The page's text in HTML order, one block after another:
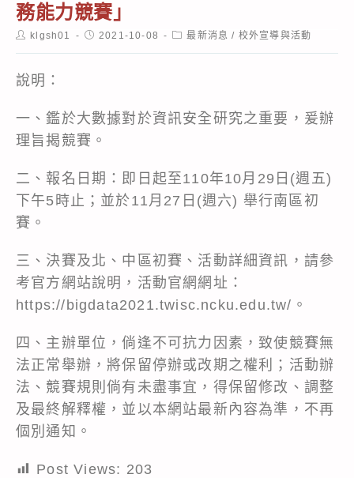
務能力競賽」
Postklgsh01
Post2021-10-08
Post最新消息 / 校外宣導與活動
說明：
一、鑑於大數據對於資訊安全研究之重要，爰辦
理旨揭競賽。
二、報名日期：即日起至110年10月29日(週五)
下午5時止；並於11月27日(週六) 舉行南區初
賽。
三、決賽及北、中區初賽、活動詳細資訊，請參
考官方網站說明，活動官網網址：
https://bigdata2021.twisc.ncku.edu.tw/。
四、主辦單位，倘逢不可抗力因素，致使競賽無
法正常舉辦，將保留停辦或改期之權利；活動辦
法、競賽規則倘有未盡事宜，得保留修改、調整
及最終解釋權，並以本網站最新內容為準，不再
個別通知。
Post Views: 203